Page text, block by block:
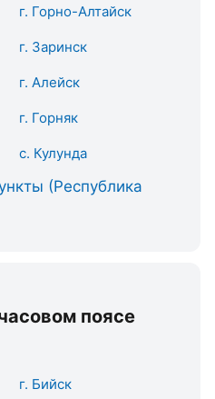
г. Горно-Алтайск
г. Заринск
г. Алейск
г. Горняк
с. Кулунда
(Республика
поясе
г. Бийск